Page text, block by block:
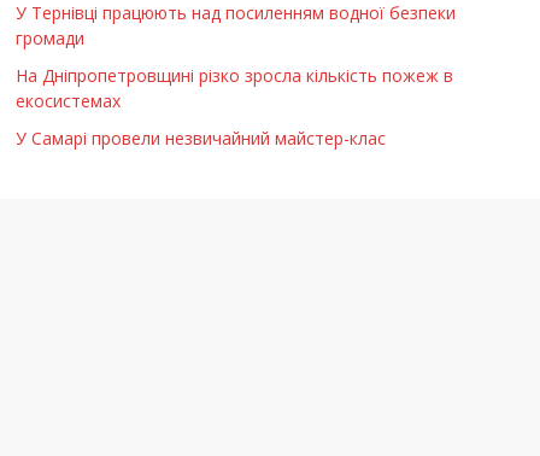
У Тернівці працюють над посиленням водної безпеки
громади
На Дніпропетровщині різко зросла кількість пожеж в
екосистемах
У Самарі провели незвичайний майстер-клас